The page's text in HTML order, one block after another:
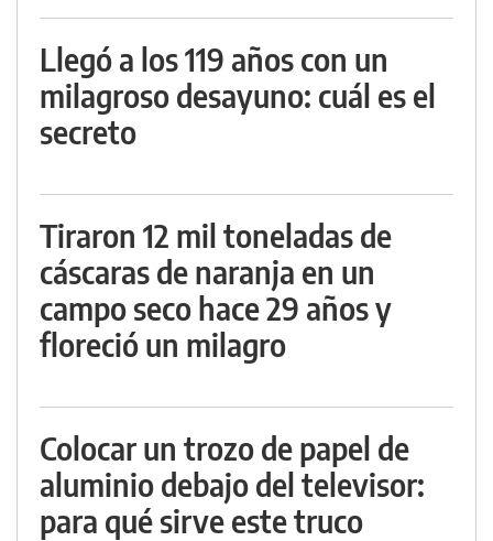
Llegó a los 119 años con un
milagroso desayuno: cuál es el
secreto
Tiraron 12 mil toneladas de
cáscaras de naranja en un
campo seco hace 29 años y
floreció un milagro
Colocar un trozo de papel de
aluminio debajo del televisor:
para qué sirve este truco